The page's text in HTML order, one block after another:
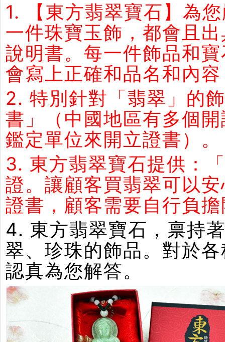
1. 【東方翡翠寶石】為
一件珠寶玉飾，都會且
說明書。每一件飾品和
會寫上正確和品名和內
2. 特別針對「翡翠」的
書」（中國地區有多個
鑑定單位來開立證書）。
3. 東方翡翠寶石提供：
證。讓顧客買翡翠可以
證書，顧客需要自行負
4. 東方翡翠寶石，禀持
翠、珍珠的飾品。對於
認真為您解答。